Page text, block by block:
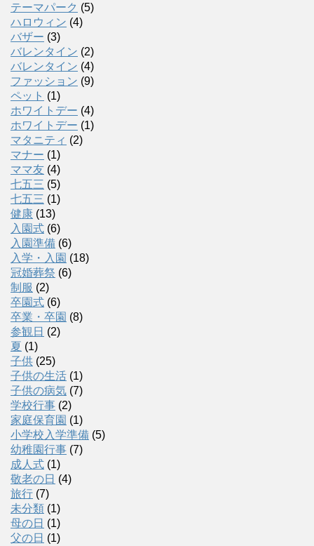
テーマパーク (5)
ハロウィン (4)
バザー (3)
バレンタイン (2)
バレンタイン (4)
ファッション (9)
ペット (1)
ホワイトデー (4)
ホワイトデー (1)
マタニティ (2)
マナー (1)
ママ友 (4)
七五三 (5)
七五三 (1)
健康 (13)
入園式 (6)
入園準備 (6)
入学・入園 (18)
冠婚葬祭 (6)
制服 (2)
卒園式 (6)
卒業・卒園 (8)
参観日 (2)
夏 (1)
子供 (25)
子供の生活 (1)
子供の病気 (7)
学校行事 (2)
家庭保育園 (1)
小学校入学準備 (5)
幼稚園行事 (7)
成人式 (1)
敬老の日 (4)
旅行 (7)
未分類 (1)
母の日 (1)
父の日 (1)